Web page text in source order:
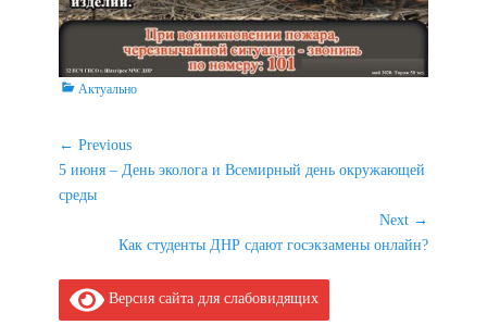
Categories
Актуально
Навигация
по
записям
← Previous
Previous
post:
5 июня – День эколога и Всемирный день окружающей
среды
Next →
Как студенты ДНР сдают госэкзамены онлайн?
Версия сайта для слабовидящих